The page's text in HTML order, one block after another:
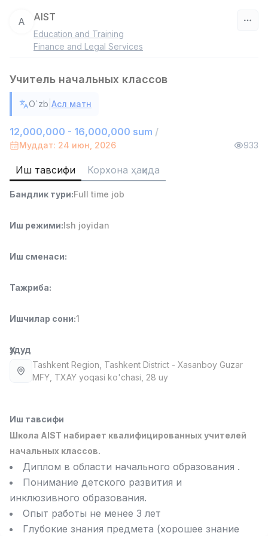
Ўзбекистон
Омбор ёрдамчиси
ASIAN
Full time job
Ish joyidan
Савдо бошлиғи
6,000,000 - 15,000,000 sum/
ASIAN
3,000,000 - 6,000,000 sum
2,600,000 - 5,000,000 sum
Full time job
Фармацевт
Full time job
Сотув Оператори (Фақат қизлар!)
Келишилади
NAFF
Full time job
Ish joyidan
Сотув бўйича агент
Келишилади
A AIST
Education and Training
Finance and Legal Services
Учитель начальных классов
O`zb Асл матн
12,000,000 - 16,000,000 sum /
Муддат: 24 июн, 2026 933
Иш тавсифи Корхона ҳақида
Бандлик тури:Full time job
Иш режими:Ish joyidan
Иш сменаси:
Тажриба:
Ишчилар сони:1
Ҳудуд
Tashkent Region , Tashkent District - Xasanboy Guzar
MFY, TXAY yoqasi ko'chasi, 28 uy
Иш тавсифи
Школа AIST набирает квалифицированных учителей
начальных классов.
Диплом в области начального образования .
Понимание детского развития и
инклюзивного образования.
Опыт работы не менее 3 лет
Глубокие знания предмета (хорошее знание
Вакансиялар Соҳалар Корхоналар